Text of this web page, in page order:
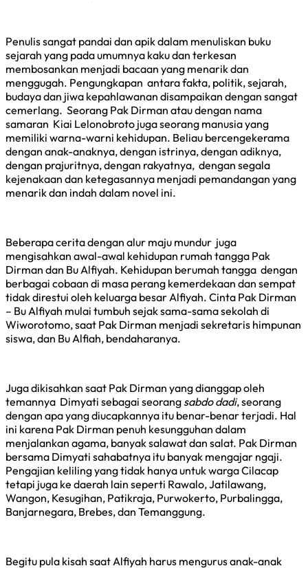
Penulis sangat pandai dan apik dalam menuliskan buku
sejarah yang pada umumnya kaku dan terkesan
membosankan menjadi bacaan yang menarik dan
menggugah. Pengungkapan antara fakta, politik, sejarah,
budaya dan jiwa kepahlawanan disampaikan dengan sangat
cemerlang. Seorang Pak Dirman atau dengan nama
samaran Kiai Lelonobroto juga seorang manusia yang
memiliki warna-warni kehidupan. Beliau bercengekerama
dengan anak-anaknya, dengan istrinya, dengan adiknya,
dengan prajuritnya, dengan rakyatnya, dengan segala
kejenakaan dan ketegasannya menjadi pemandangan yang
menarik dan indah dalam novel ini.
Beberapa cerita dengan alur maju mundur juga
mengisahkan awal-awal kehidupan rumah tangga Pak
Dirman dan Bu Alfiyah. Kehidupan berumah tangga dengan
berbagai cobaan di masa perang kemerdekaan dan sempat
tidak direstui oleh keluarga besar Alfiyah. Cinta Pak Dirman
– Bu Alfiyah mulai tumbuh sejak sama-sama sekolah di
Wiworotomo, saat Pak Dirman menjadi sekretaris himpunan
siswa, dan Bu Alfiah, bendaharanya.
Juga dikisahkan saat Pak Dirman yang dianggap oleh
temannya Dimyati sebagai seorang sabdo dadi, seorang
dengan apa yang diucapkannya itu benar-benar terjadi. Hal
ini karena Pak Dirman penuh kesungguhan dalam
menjalankan agama, banyak salawat dan salat. Pak Dirman
bersama Dimyati sahabatnya itu banyak mengajar ngaji.
Pengajian keliling yang tidak hanya untuk warga Cilacap
tetapi juga ke daerah lain seperti Rawalo, Jatilawang,
Wangon, Kesugihan, Patikraja, Purwokerto, Purbalingga,
Banjarnegara, Brebes, dan Temanggung.
Begitu pula kisah saat Alfiyah harus mengurus anak-anak